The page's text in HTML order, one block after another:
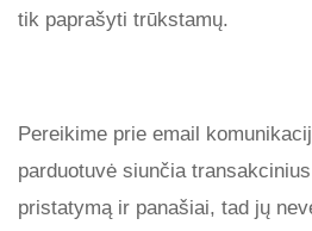
tik paprašyti trūkstamų.
Pereikime prie email
parduotuvė siunčia
pristatymą ir panašiai, tad jų